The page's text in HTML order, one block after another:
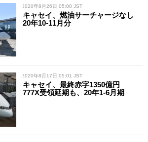
/ 2020年8月26日 05:00 JST
キャセイ、燃油サーチャージなし
20年10-11月分
/ 2020年8月17日 05:01 JST
キャセイ、最終赤字1350億円
777X受領延期も、20年1-6月期